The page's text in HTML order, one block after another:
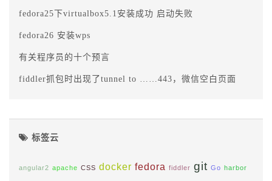
fedora25下virtualbox5.1安装成功 启动失败
fedora26 安装wps
有关程序员的十个预言
fiddler抓包时出现了tunnel to ……443，微信空白页面
标签云
angular2 apache CSS docker fedora fiddler git Go harbor